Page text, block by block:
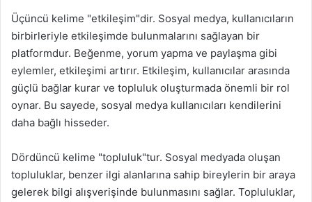
Üçüncü kelime "etkileşim"dir. Sosyal medya, kullanıcıların
birbirleriyle etkileşimde bulunmalarını sağlayan bir
platformdur. Beğenme, yorum yapma ve paylaşma gibi
eylemler, etkileşimi artırır. Etkileşim, kullanıcılar arasında
güçlü bağlar kurar ve topluluk oluşturmada önemli bir rol
oynar. Bu sayede, sosyal medya kullanıcıları kendilerini
daha bağlı hisseder.
Dördüncü kelime "topluluk"tur. Sosyal medyada oluşan
topluluklar, benzer ilgi alanlarına sahip bireylerin bir araya
gelerek bilgi alışverişinde bulunmasını sağlar. Topluluklar,